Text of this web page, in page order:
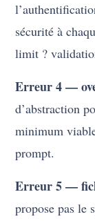
sécurité à
limit ?
Erreur 4 —
d’abstraction
minimum
prompt.
Erreur 5 —
propose pas le